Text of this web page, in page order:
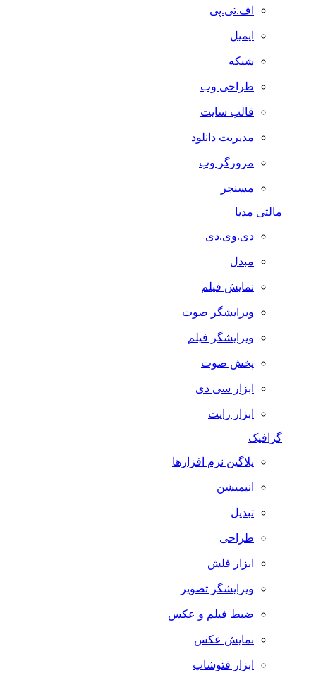
اف.تی.پی
ایمیل
شبکه
طراحی وب
قالب سایت
مدیریت دانلود
مرورگر وب
مسنجر
مالتی مدیا
دی.وی.دی
مبدل
نمایش فیلم
ویرایشگر صوت
ویرایشگر فیلم
پخش صوت
ابزار سی دی
ابزار رایت
گرافیک
پلاگین نرم افزارها
انیمیشن
تبدیل
طراحی
ابزار فلش
ویرایشگر تصویر
ضبط فيلم و عكس
نمایش عکس
ابزار فتوشاپ